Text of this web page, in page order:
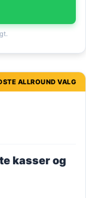
ALLROUND VALG
kasser og